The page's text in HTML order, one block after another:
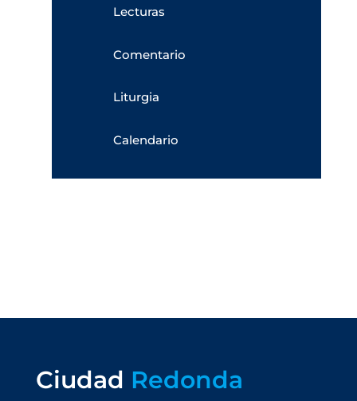
Lecturas
Comentario
Liturgia
Calendario
Ciudad Redonda